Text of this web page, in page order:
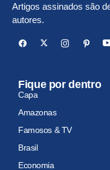
Artigos assinados são
autores.
Fique por dentro
Capa
Amazonas
Famosos & TV
Brasil
Economia